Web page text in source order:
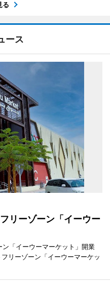
る
ース
リーゾーン「イーウー
ン「イーウーマーケット」開業
リーゾーン「イーウーマーケッ